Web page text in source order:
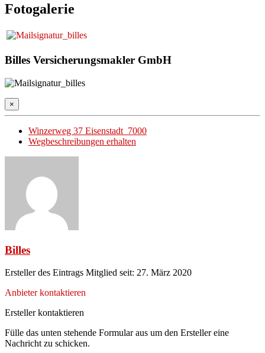
Fotogalerie
Billes Versicherungsmakler GmbH
×
Winzerweg 37 Eisenstadt 7000
Wegbeschreibungen erhalten
Billes
Ersteller des Eintrags Mitglied seit: 27. März 2020
Anbieter kontaktieren
Ersteller kontaktieren
Fülle das unten stehende Formular aus um den Ersteller eine
Nachricht zu schicken.